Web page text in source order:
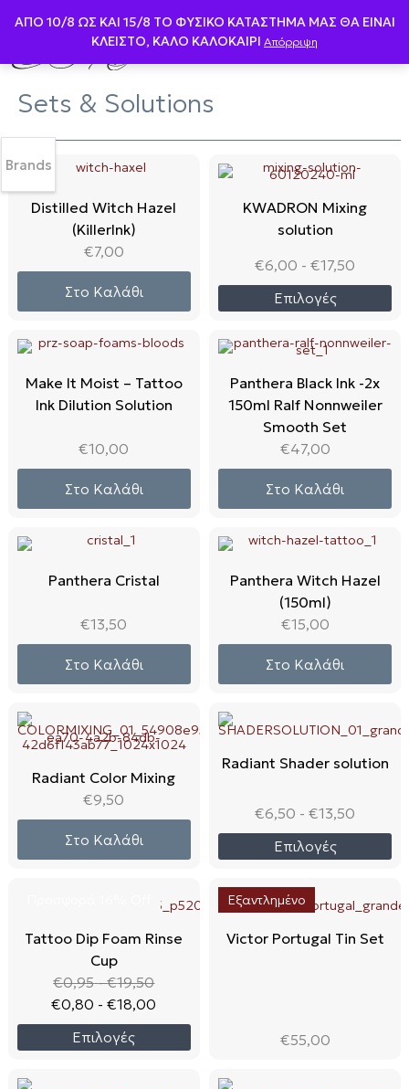
ΑΠΟ 10/8 ΩΣ KAI 15/8 ΤΟ ΦΥΣΙΚΟ ΚΑΤΑΣΤΗΜΑ ΜΑΣ ΘΑ ΕΙΝΑΙ
ΚΛΕΙΣΤΟ, ΚΑΛΟ ΚΑΛΟΚΑΙΡΙ Απόρριψη
Sets & Solutions
Distilled Witch Hazel
(KillerInk)
€7,00
Στο Καλάθι
KWADRON Mixing
solution
€6,00 -€17,50
Επιλογές
Make It Moist – Tattoo
Ink Dilution Solution
€10,00
Στο Καλάθι
Panthera Black Ink -2x
150ml Ralf Nonnweiler
Smooth Set
€47,00
Στο Καλάθι
Panthera Cristal
€13,50
Στο Καλάθι
Panthera Witch Hazel
(150ml)
€15,00
Στο Καλάθι
Radiant Color Mixing
€9,50
Στο Καλάθι
Radiant Shader solution
€6,50 -€13,50
Επιλογές
Tattoo Dip Foam Rinse
Cup
€0,95 -€19,50
€0,80 -€18,00
Επιλογές
Εξαντλημένο
Victor Portugal Tin Set
€55,00
Brands